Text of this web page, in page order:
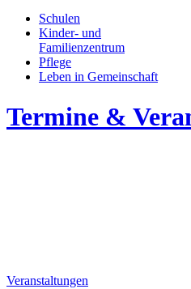
Schulen
Kinder- und
Familienzentrum
Pflege
Leben in Gemeinschaft
Termine &
Veranstaltungen